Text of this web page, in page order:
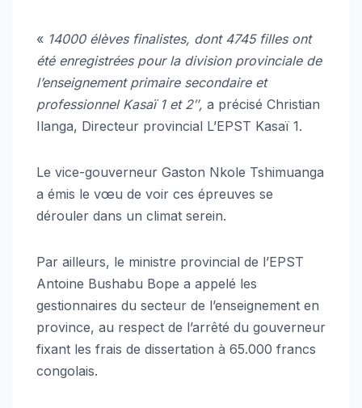
« 14000 élèves finalistes, dont 4745 filles ont
été enregistrées pour la division provinciale de
l’enseignement primaire secondaire et
professionnel Kasaï 1 et 2″, a précisé Christian
Ilanga, Directeur provincial L’EPST Kasaï 1.
Le vice-gouverneur Gaston Nkole Tshimuanga
a émis le vœu de voir ces épreuves se
dérouler dans un climat serein.
Par ailleurs, le ministre provincial de l’EPST
Antoine Bushabu Bope a appelé les
gestionnaires du secteur de l’enseignement en
province, au respect de l’arrêté du gouverneur
fixant les frais de dissertation à 65.000 francs
congolais.